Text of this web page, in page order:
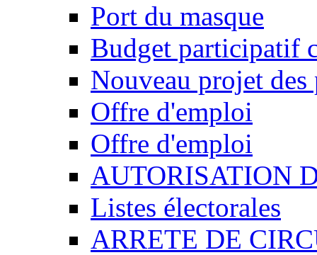
Port du masque
Budget participatif
Nouveau projet
Offre d'emploi
Offre d'emploi
AUTORISATION
Listes électorales
ARRETE DE